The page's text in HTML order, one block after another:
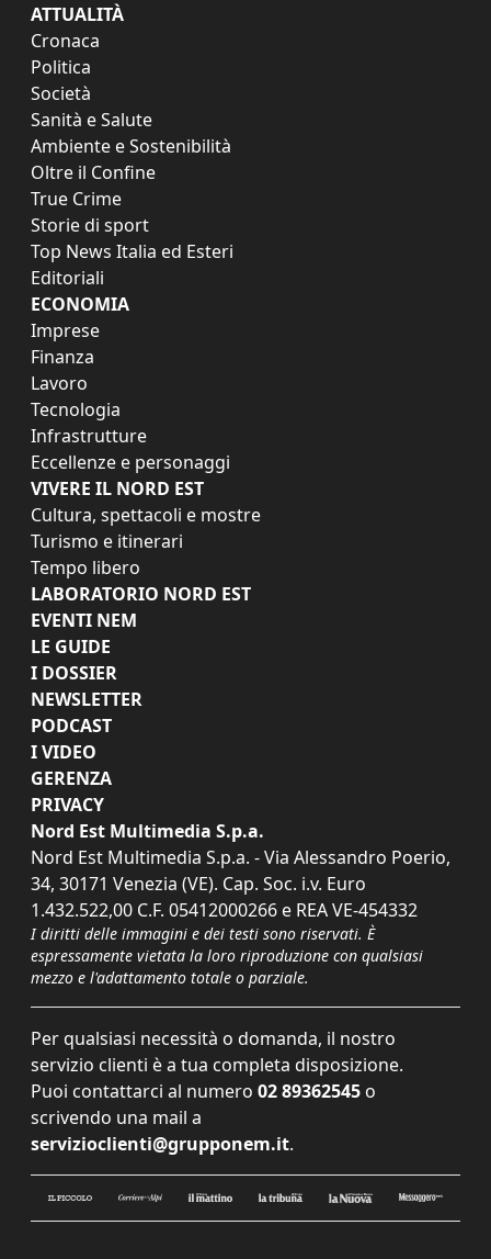
ATTUALITÀ
Cronaca
Politica
Società
Sanità e Salute
Ambiente e Sostenibilità
Oltre il Confine
True Crime
Storie di sport
Top News Italia ed Esteri
Editoriali
ECONOMIA
Imprese
Finanza
Lavoro
Tecnologia
Infrastrutture
Eccellenze e personaggi
VIVERE IL NORD EST
Cultura, spettacoli e mostre
Turismo e itinerari
Tempo libero
LABORATORIO NORD EST
EVENTI NEM
LE GUIDE
I DOSSIER
NEWSLETTER
PODCAST
I VIDEO
GERENZA
PRIVACY
Nord Est Multimedia S.p.a.
Nord Est Multimedia S.p.a. - Via Alessandro Poerio,
34, 30171 Venezia (VE). Cap. Soc. i.v. Euro
1.432.522,00 C.F. 05412000266 e REA VE-454332
I diritti delle immagini e dei testi sono riservati. È
espressamente vietata la loro riproduzione con qualsiasi
mezzo e l'adattamento totale o parziale.
Per qualsiasi necessità o domanda, il nostro
servizio clienti è a tua completa disposizione.
Puoi contattarci al numero 02 89362545 o
scrivendo una mail a
servizioclienti@grupponem.it.